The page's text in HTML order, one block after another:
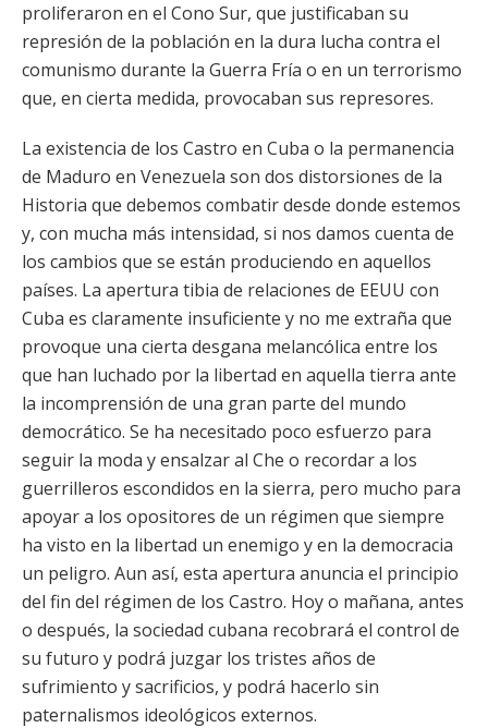
proliferaron en el Cono Sur, que justificaban su
represión de la población en la dura lucha contra el
comunismo durante la Guerra Fría o en un terrorismo
que, en cierta medida, provocaban sus represores.
La existencia de los Castro en Cuba o la permanencia
de Maduro en Venezuela son dos distorsiones de la
Historia que debemos combatir desde donde estemos
y, con mucha más intensidad, si nos damos cuenta de
los cambios que se están produciendo en aquellos
países. La apertura tibia de relaciones de EEUU con
Cuba es claramente insuficiente y no me extraña que
provoque una cierta desgana melancólica entre los
que han luchado por la libertad en aquella tierra ante
la incomprensión de una gran parte del mundo
democrático. Se ha necesitado poco esfuerzo para
seguir la moda y ensalzar al Che o recordar a los
guerrilleros escondidos en la sierra, pero mucho para
apoyar a los opositores de un régimen que siempre
ha visto en la libertad un enemigo y en la democracia
un peligro. Aun así, esta apertura anuncia el principio
del fin del régimen de los Castro. Hoy o mañana, antes
o después, la sociedad cubana recobrará el control de
su futuro y podrá juzgar los tristes años de
sufrimiento y sacrificios, y podrá hacerlo sin
paternalismos ideológicos externos.